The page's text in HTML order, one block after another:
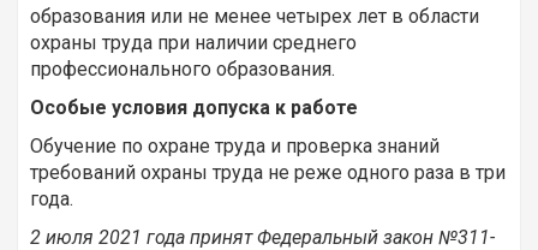
образования или не менее четырех лет в области
охраны труда при наличии среднего
профессионального образования.
Особые условия допуска к работе
Обучение по охране труда и проверка знаний
требований охраны труда не реже одного раза в три
года.
2 июля 2021 года принят Федеральный закон №311-